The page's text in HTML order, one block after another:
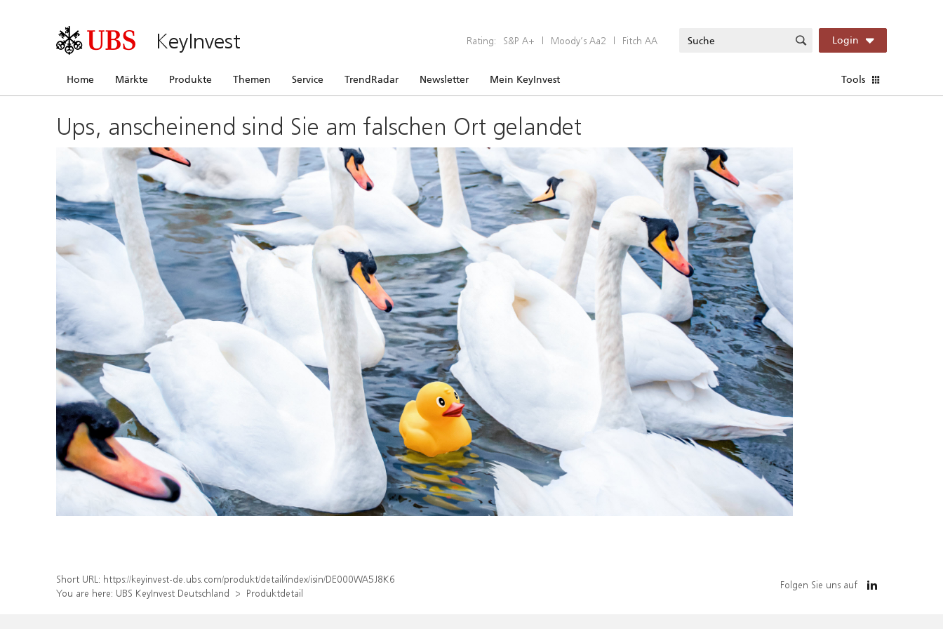
KeyInvest Rating: S&P A+ | Moody’s Aa2 | Fitch AA Login
Home Märkte Produkte Themen Service TrendRadar Newsletter Mein KeyInvest Tools
Ups, anscheinend sind Sie am falschen Ort gelandet
Short URL: https://keyinvest-de.ubs.com/produkt/detail/index/isin/DE000WA5J8K6
You are here: UBS KeyInvest Deutschland Produktdetail
Folgen Sie uns auf